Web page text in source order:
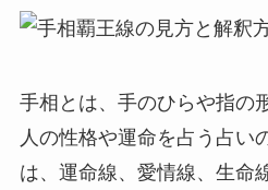
手相とは、手のひらや指の
人の性格や運命を占う占い
は、運命線、愛情線、生命